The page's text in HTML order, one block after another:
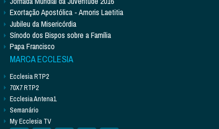
Exortação Apostólica - Amoris Laetitia
Jubileu da Misericórdia
Sínodo dos Bispos sobre a Família
Papa Francisco
MARCA ECCLESIA
Ecclesia RTP2
70X7 RTP2
Ecclesia Antena1
Semanário
My Ecclesia TV